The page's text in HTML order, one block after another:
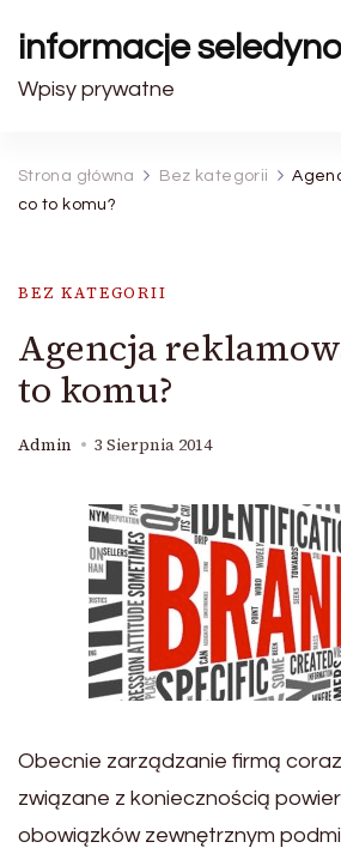
informacje
Wpisy prywatne
Strona główna Bez kategorii
co to komu?
BEZ KATEGORII
Agencja
to komu?
Admin 3 Sierpnia 2014
Obecnie zarządzanie firmą
związane z koniecznością
obowiązków zewnętrznym